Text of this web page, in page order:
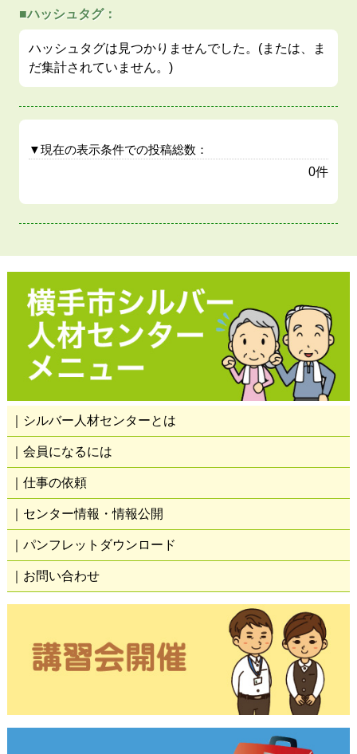
■ハッシュタグ：
ハッシュタグは見つかりませんでした。(または、ま
だ集計されていません。)
▼現在の表示条件での投稿総数：
0件
｜シルバー人材センターとは
｜会員になるには
｜仕事の依頼
｜センター情報・情報公開
｜パンフレットダウンロード
｜お問い合わせ